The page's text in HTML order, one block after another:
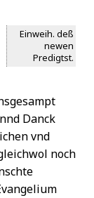
Einweih. deß
newen
Predigtst.
Danck
vnd
noch